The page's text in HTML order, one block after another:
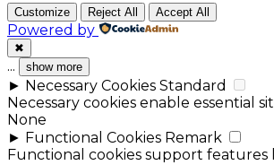
Customize Reject All Accept All
Powered by
✖
... show more
► Necessary Cookies Standard
Necessary cookies enable essential
None
► Functional Cookies Remark
Functional cookies support